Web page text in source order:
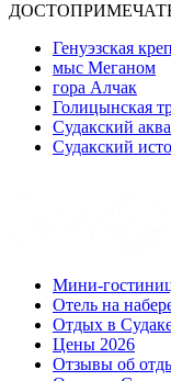
Генуэзская
мыс Меганом
гора Алчак
Голицынская
Судакский
Судакский
Мини-
Отель на
Отдых в
Цены 2026
Отзывы об